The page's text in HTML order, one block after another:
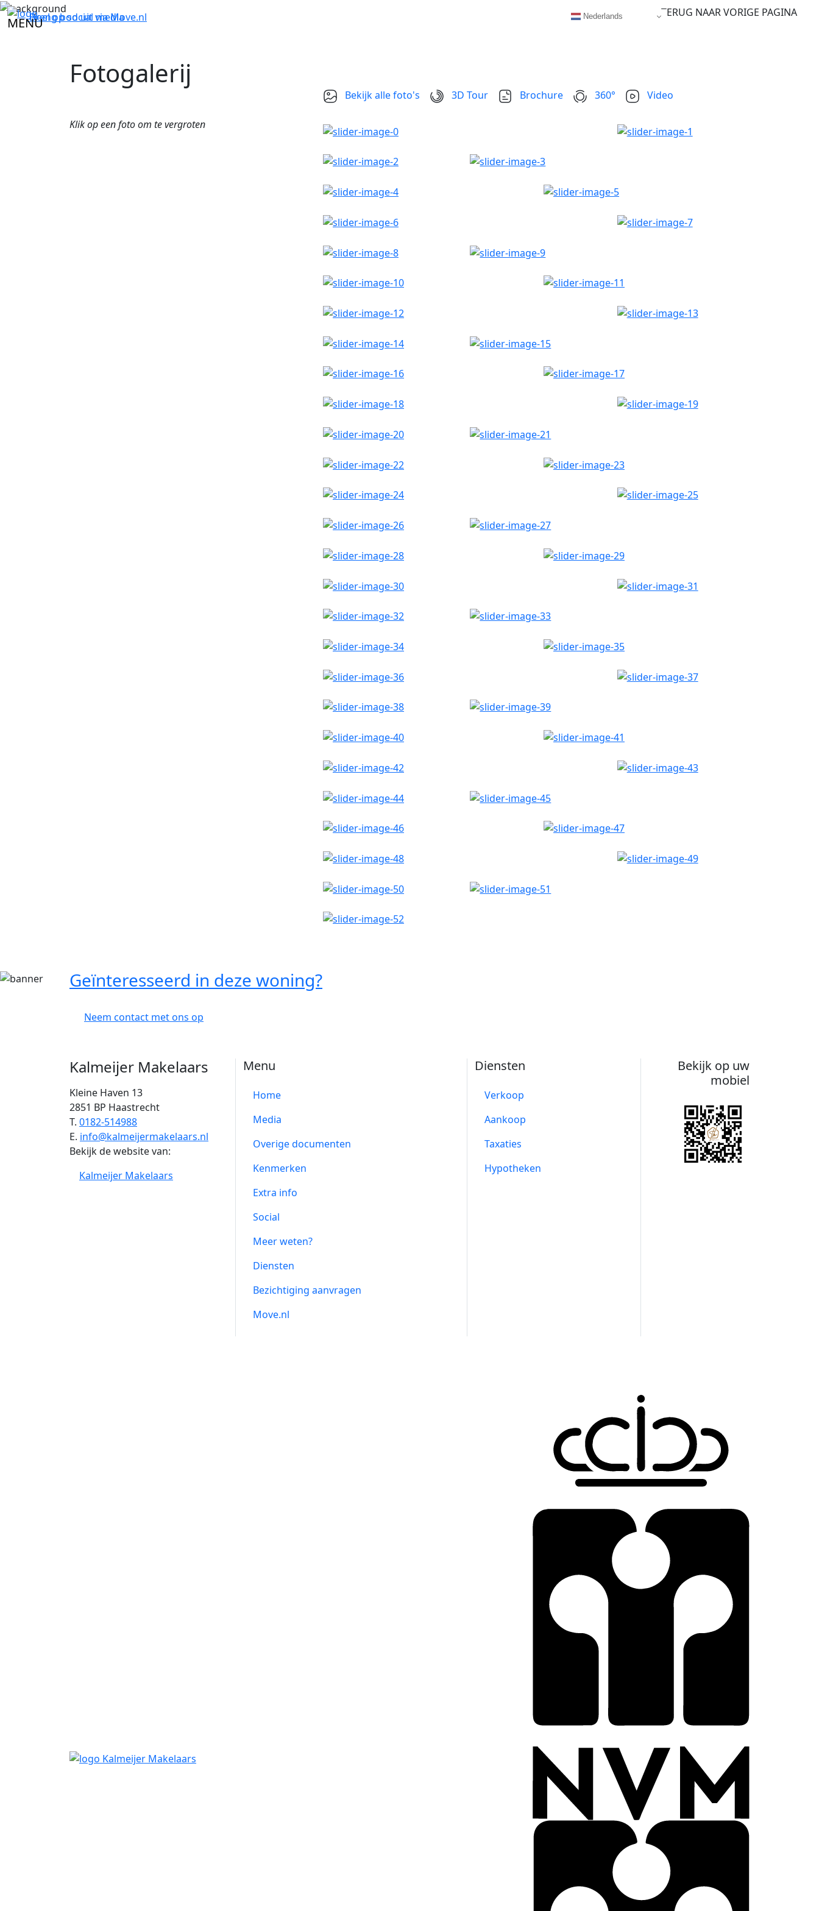
MENU
TERUG NAAR VORIGE PAGINA
Breng bod uit viaMove.nl
Deel op social media
Fotogalerij
Klik op een foto om te vergroten
Bekijk alle foto's 3D Tour Brochure 360° Video
Geïnteresseerd in deze woning?
Neem contact met ons op
Kalmeijer Makelaars
Kleine Haven 13
2851 BP Haastrecht
T. 0182-514988
E. info@kalmeijermakelaars.nl
Bekijk de website van:
Kalmeijer Makelaars
Menu
Home
Media
Overige documenten
Kenmerken
Extra info
Social
Meer weten?
Diensten
Bezichtiging aanvragen
Move.nl
Diensten
Verkoop
Aankoop
Taxaties
Hypotheken
Bekijk op uw
mobiel
Nederlands